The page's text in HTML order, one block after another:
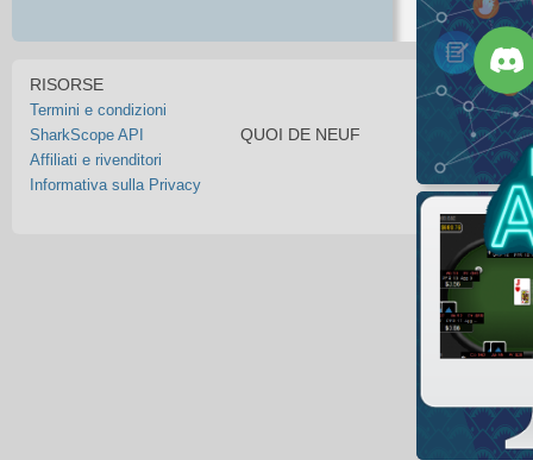
RISORSE
Termini e condizioni
SharkScope API
Affiliati e rivenditori
Informativa sulla Privacy
QUOI DE NEUF